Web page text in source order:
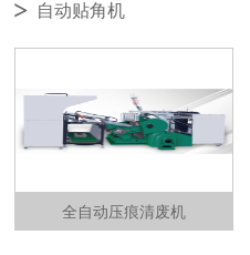
自动贴角机
全自动压痕清废机